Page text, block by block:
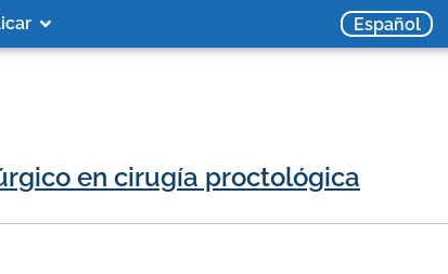
Español
en cirugía proctológica